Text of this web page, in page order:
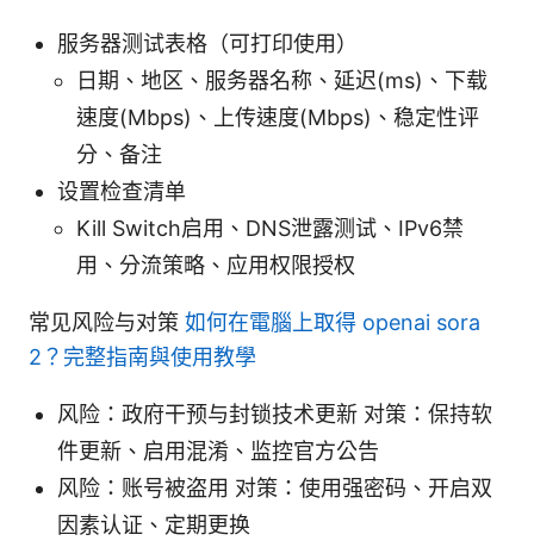
服务器测试表格（可打印使用）
日期、地区、服务器名称、延迟(ms)、下载
速度(Mbps)、上传速度(Mbps)、稳定性评
分、备注
设置检查清单
Kill Switch启用、DNS泄露测试、IPv6禁
用、分流策略、应用权限授权
常见风险与对策 如何在電腦上取得 openai sora
2？完整指南與使用教學
风险：政府干预与封锁技术更新 对策：保持软
件更新、启用混淆、监控官方公告
风险：账号被盗用 对策：使用强密码、开启双
因素认证、定期更换